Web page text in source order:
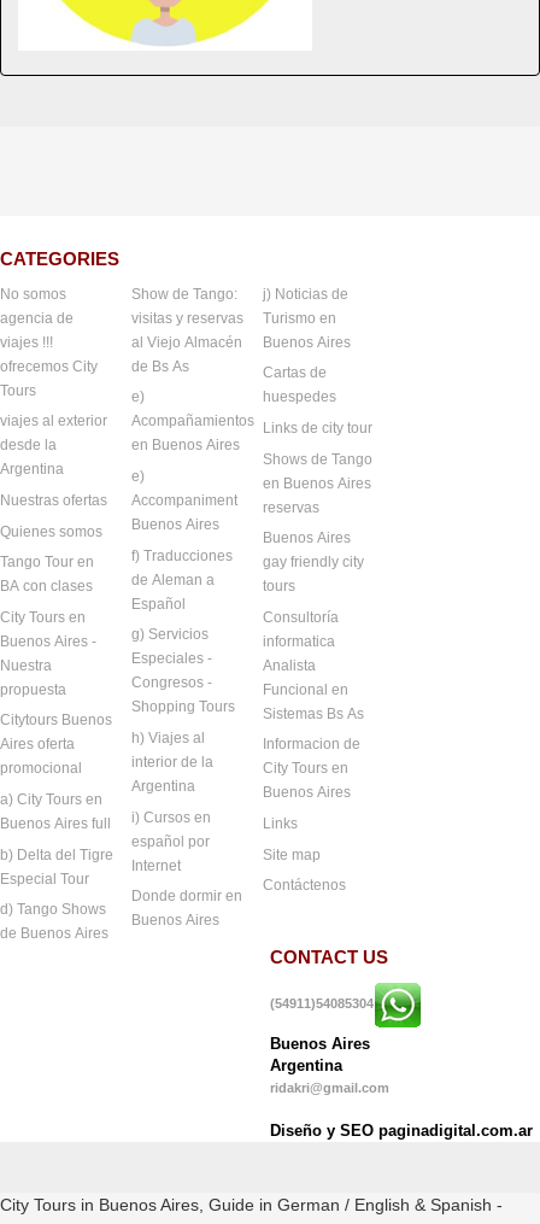
CATEGORIES
No somos
agencia de
viajes !!!
ofrecemos City
Tours
viajes al exterior
desde la
Argentina
Nuestras ofertas
Quienes somos
Tango Tour en
BA con clases
City Tours en
Buenos Aires -
Nuestra
propuesta
Citytours Buenos
Aires oferta
promocional
a) City Tours en
Buenos Aires full
b) Delta del Tigre
Especial Tour
d) Tango Shows
de Buenos Aires
Show de Tango:
visitas y reservas
al Viejo Almacén
de Bs As
e)
Acompañamientos
en Buenos Aires
e)
Accompaniment
Buenos Aires
f) Traducciones
de Aleman a
Español
g) Servicios
Especiales -
Congresos -
Shopping Tours
h) Viajes al
interior de la
Argentina
i) Cursos en
español por
Internet
Donde dormir en
Buenos Aires
j) Noticias de
Turismo en
Buenos Aires
Cartas de
huespedes
Links de city tour
Shows de Tango
en Buenos Aires
reservas
Buenos Aires
gay friendly city
tours
Consultoría
informatica
Analista
Funcional en
Sistemas Bs As
Informacion de
City Tours en
Buenos Aires
Links
Site map
Contáctenos
CONTACT US
(54911)54085304
Buenos Aires
Argentina
ridakri@gmail.com
Diseño y SEO paginadigital.com.ar
City Tours in Buenos Aires, Guide in German / English & Spanish -